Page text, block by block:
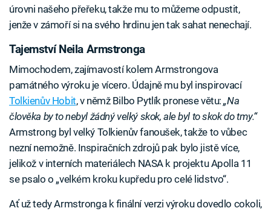
úrovni našeho přeřeku, takže mu to můžeme odpustit,
jenže v zámoří si na svého hrdinu jen tak sahat nenechají.
Tajemství Neila Armstronga
Mimochodem, zajímavostí kolem Armstrongova
památného výroku je vícero. Údajně mu byl inspirovací
Tolkienův Hobit, v němž Bilbo Pytlík pronese větu: „Na
člověka by to nebyl žádný velký skok, ale byl to skok do tmy.“
Armstrong byl velký Tolkienův fanoušek, takže to vůbec
nezní nemožně. Inspiračních zdrojů pak bylo jistě více,
jelikož v interních materiálech NASA k projektu Apolla 11
se psalo o „velkém kroku kupředu pro celé lidstvo“.
Ať už tedy Armstronga k finální verzi výroku dovedlo cokoli,